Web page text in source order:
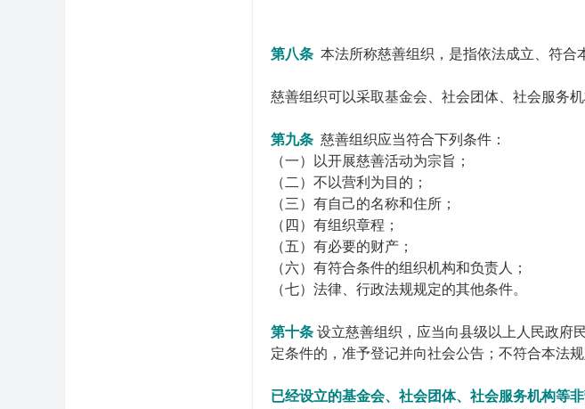
第八条 本法所称慈善组织，是指依法成立、符合
慈善组织可以采取基金会、社会团体、社会服务机
第九条 慈善组织应当符合下列条件：
（一）以开展慈善活动为宗旨；
（二）不以营利为目的；
（三）有自己的名称和住所；
（四）有组织章程；
（五）有必要的财产；
（六）有符合条件的组织机构和负责人；
（七）法律、行政法规规定的其他条件。
第十条 设立慈善组织，应当向县级以上人民政府
定条件的，准予登记并向社会公告；不符合本法
已经设立的基金会、社会团体、社会服务机构等